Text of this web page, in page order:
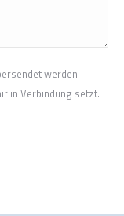
werden
in Verbindung setzt.